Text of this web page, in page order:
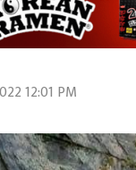
12:01 PM